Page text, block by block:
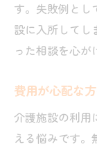
す。失敗例とし
設に入所してし
った相談を心が
費用が心配な
介護施設の利用
える悩みです